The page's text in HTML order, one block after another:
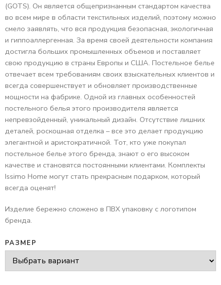
(GOTS). Он является общепризнанным стандартом качества
во всем мире в области текстильных изделий, поэтому можно
смело заявлять, что вся продукция безопасная, экологичная
и гиппоаллергенная. За время своей деятельности компания
достигла больших промышленных объемов и поставляет
свою продукцию в страны Европы и США. Постельное белье
отвечает всем требованиям своих взыскательных клиентов и
всегда совершенствует и обновляет производственные
мощности на фабрике. Одной из главных особенностей
постельного белья этого производителя является
непревзойденный, уникальный дизайн. Отсутствие лишних
деталей, роскошная отделка – все это делает продукцию
элегантной и аристократичной. Тот, кто уже покупал
постельное белье этого бренда, знают о его высоком
качестве и становятся постоянными клиентами. Комплекты
Issimo Home могут стать прекрасным подарком, который
всегда оценят!
Изделие бережно сложено в ПВХ упаковку с логотипом
бренда.
РАЗМЕР